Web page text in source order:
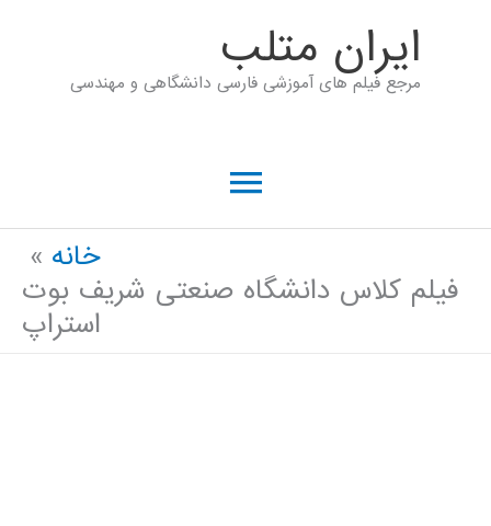
ايران متلب
مرجع فیلم های آموزشی فارسی دانشگاهی و مهندسی
فهرست
خانه
فیلم کلاس دانشگاه صنعتی شریف بوت
استراپ